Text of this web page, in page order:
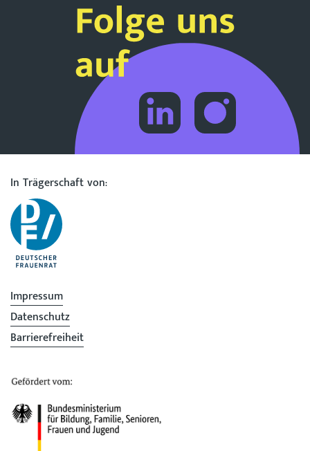
In Trägerschaft von:
Impressum
Datenschutz
Barrierefreiheit